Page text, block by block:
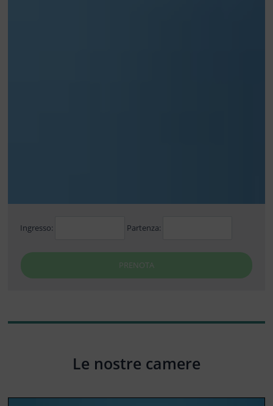
Ingresso: Partenza:
PRENOTA
Le nostre camere